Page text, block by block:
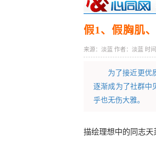
假1、假胸肌
来源：淡蓝 作者：淡蓝 时
为了接近更优
逐渐成为了社群中
乎也无伤大雅。
描绘理想中的同志天